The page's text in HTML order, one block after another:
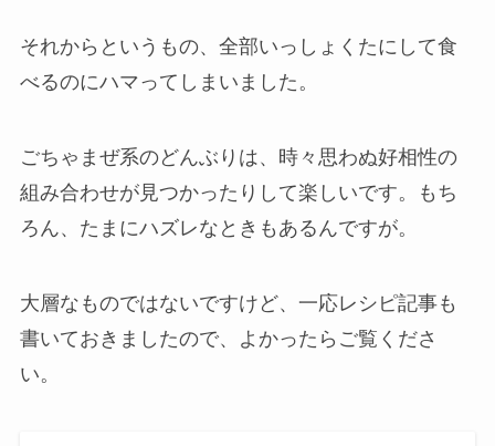
それからというもの、全部いっしょくたにして食
べるのにハマってしまいました。
ごちゃまぜ系のどんぶりは、時々思わぬ好相性の
組み合わせが見つかったりして楽しいです。もち
ろん、たまにハズレなときもあるんですが。
大層なものではないですけど、一応レシピ記事も
書いておきましたので、よかったらご覧くださ
い。